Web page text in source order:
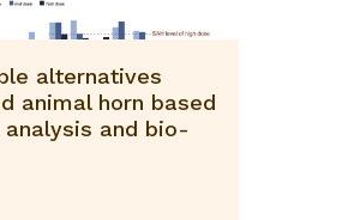
alternatives
animal horn based
and bio-